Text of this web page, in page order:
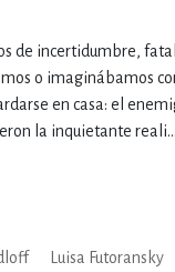
de incertidumbre,
o imaginábamos
en casa: el
la inquietante reali...
Luisa Futoransky